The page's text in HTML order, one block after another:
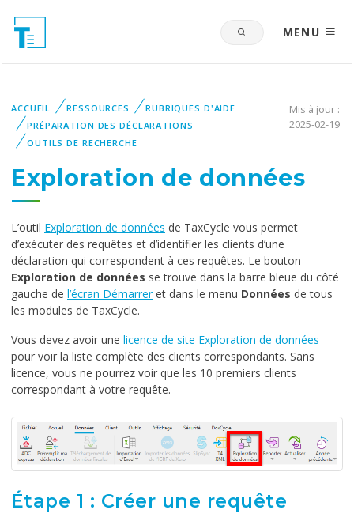
MENU
ACCUEIL RESSOURCES
RUBRIQUES D'AIDE
PRÉPARATION DES DÉCLARATIONS
OUTILS DE RECHERCHE
Mis à jour :
2025-02-19
Exploration de données
L’outil Exploration de données de TaxCycle vous permet
d’exécuter des requêtes et d’identifier les clients d’une
déclaration qui correspondent à ces requêtes. Le bouton
Exploration de données se trouve dans la barre bleue du côté
gauche de l’écran Démarreret dans le menu Données de tous
les modules de TaxCycle.
Vous devez avoir une licence de site Exploration de données
pour voir la liste complète des clients correspondants. Sans
licence, vous ne pourrez voir que les 10 premiers clients
correspondant à votre requête.
Étape 1 : Créer une requête